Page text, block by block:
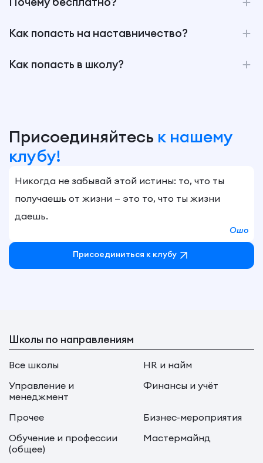
Как попасть на наставничество?
Как попасть в школу?
Присоединяйтесь к нашему
клубу!
Никогда не забывай этой истины: то, что ты
получаешь от жизни — это то, что ты жизни
даешь.
Ошо
Присоединиться к клубу
Школы по направлениям
Все школы
HR и найм
Управление и
менеджмент
Финансы и учёт
Прочее
Бизнес-мероприятия
Обучение и профессии
(общее)
Мастермайнд